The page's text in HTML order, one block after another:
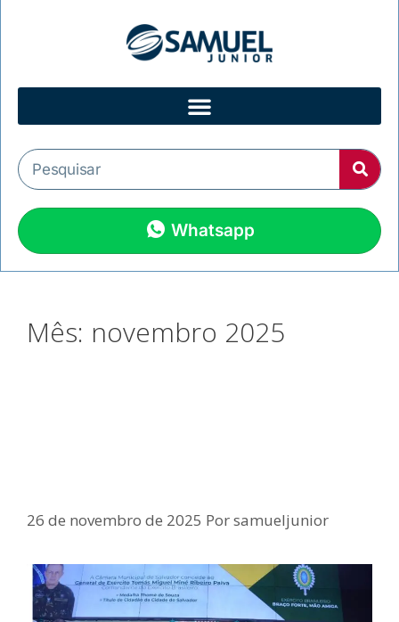
Whatsapp
Mês: novembro 2025
26 de novembro de 2025 Porsamueljunior